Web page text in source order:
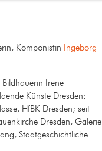
Komponistin Ingeborg
Irene
Künste Dresden;
HfBK Dresden; seit
Dresden, Galerie
Stadtgeschichtliche